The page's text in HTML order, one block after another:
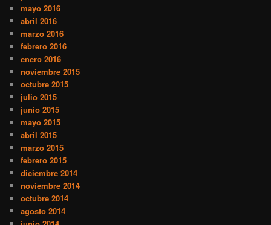
mayo 2016
abril 2016
marzo 2016
febrero 2016
enero 2016
noviembre 2015
octubre 2015
julio 2015
junio 2015
mayo 2015
abril 2015
marzo 2015
febrero 2015
diciembre 2014
noviembre 2014
octubre 2014
agosto 2014